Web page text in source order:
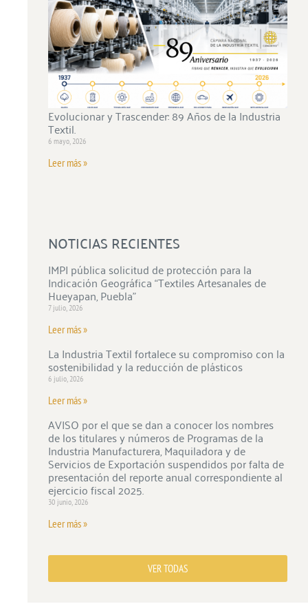
Evolucionar y Trascender: 89 Años de la Industria
Textil.
6 mayo, 2026
Leer más »
NOTICIAS RECIENTES
IMPI pública solicitud de protección para la
Indicación Geográfica “Textiles Artesanales de
Hueyapan, Puebla”
7 julio, 2026
Leer más »
La Industria Textil fortalece su compromiso con la
sostenibilidad y la reducción de plásticos
6 julio, 2026
Leer más »
AVISO por el que se dan a conocer los nombres
de los titulares y números de Programas de la
Industria Manufacturera, Maquiladora y de
Servicios de Exportación suspendidos por falta de
presentación del reporte anual correspondiente al
ejercicio fiscal 2025.
30 junio, 2026
Leer más »
VER TODAS